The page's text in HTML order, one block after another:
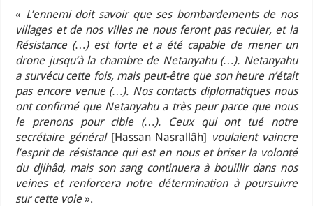
« L’ennemi doit savoir que ses bombardements de nos
villages et de nos villes ne nous feront pas reculer, et la
Résistance (…) est forte et a été capable de mener un
drone jusqu’à la chambre de Netanyahu (…). Netanyahu
a survécu cette fois, mais peut-être que son heure n’était
pas encore venue (…). Nos contacts diplomatiques nous
ont confirmé que Netanyahu a très peur parce que nous
le prenons pour cible (…). Ceux qui ont tué notre
secrétaire général [Hassan Nasrallâh] voulaient vaincre
l’esprit de résistance qui est en nous et briser la volonté
du djihâd, mais son sang continuera à bouillir dans nos
veines et renforcera notre détermination à poursuivre
sur cette voie».